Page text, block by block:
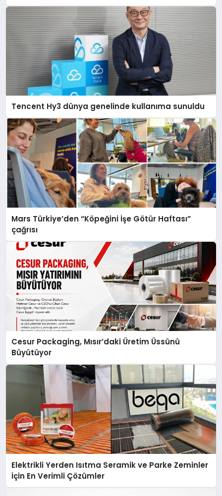
Tencent Hy3 dünya genelinde kullanıma sunuldu
Mars Türkiye’den “Köpeğini İşe Götür Haftası”
çağrısı
Cesur Packaging, Mısır’daki Üretim Üssünü
Büyütüyor
Elektrikli Yerden Isıtma Seramik ve Parke Zeminler
İçin En Verimli Çözümler